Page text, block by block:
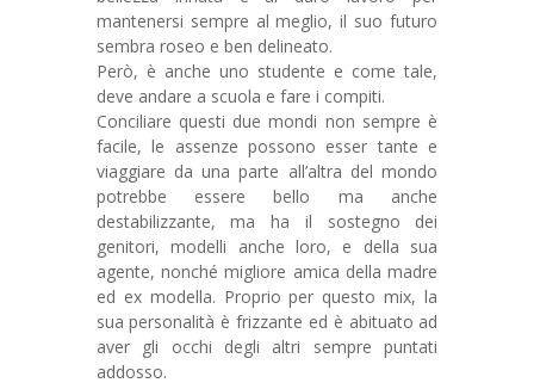
mantenersi sempre al meglio, il suo futuro
sembra roseo e ben delineato.
Però, è anche uno studente e come tale,
deve andare a scuola e fare i compiti.
Conciliare questi due mondi non sempre è
facile, le assenze possono esser tante e
viaggiare da una parte all’altra del mondo
potrebbe essere bello ma anche
destabilizzante, ma ha il sostegno dei
genitori, modelli anche loro, e della sua
agente, nonché migliore amica della madre
ed ex modella. Proprio per questo mix, la
sua personalità è frizzante ed è abituato ad
aver gli occhi degli altri sempre puntati
addosso.